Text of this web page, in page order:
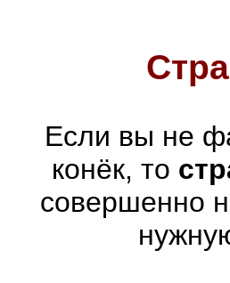
Если вы не
конёк, то
совершенно